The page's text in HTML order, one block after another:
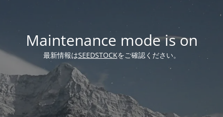
Maintenance mode is on
最新情報はSEEDSTOCKをご確認ください。